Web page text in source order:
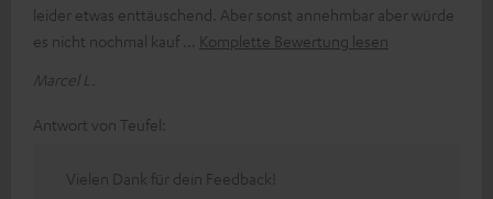
leider etwas enttäuschend. Aber sonst annehmbar aber würde
es nicht nochmal kauf
Komplette Bewertung lesen
Marcel L.
Antwort von Teufel:
Vielen Dank für dein Feedback!